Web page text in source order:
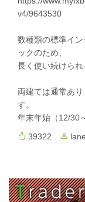
v4/9643530
数種類の標準イ
ックのため、
長く使い続けられ
両建ては通常あ
す。
年末年始（12/30
39322